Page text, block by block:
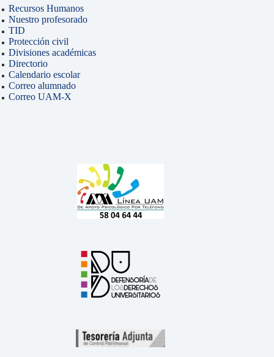
Recursos Humanos
Nuestro profesorado
TID
Protección civil
Divisiones académicas
Directorio
Calendario escolar
Correo alumnado
Correo UAM-X